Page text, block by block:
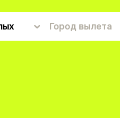
Город вылета